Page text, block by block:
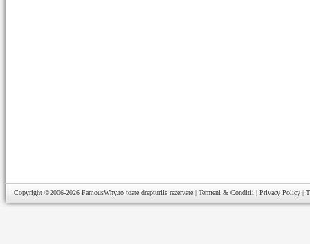
Copyright ©2006-2026 FamousWhy.ro toate drepturile rezervate | Termeni & Conditii | Privacy Policy |